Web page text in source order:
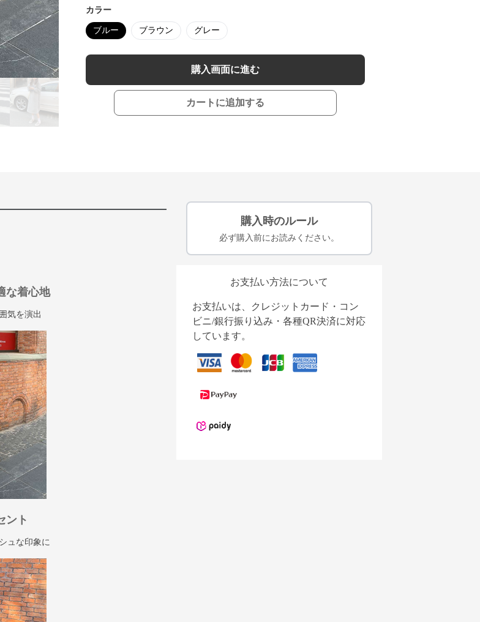
カラー
ブルー ブラウン グレー
購入画面に進む
カートに追加する
な着心地
気を演出
ント
ュな印象に
購入時のルール
必ず購入前にお読みください。
お支払い方法について
お支払いは、クレジットカード・コン
ビニ/銀行振り込み・各種QR決済に対応
しています。